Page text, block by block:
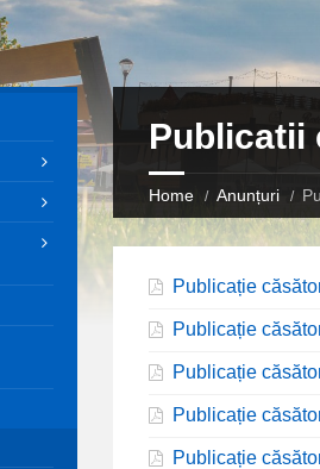
Publicatii
Home Anunțuri
Publicație
Publicație
Publicație
Publicație
Publicație